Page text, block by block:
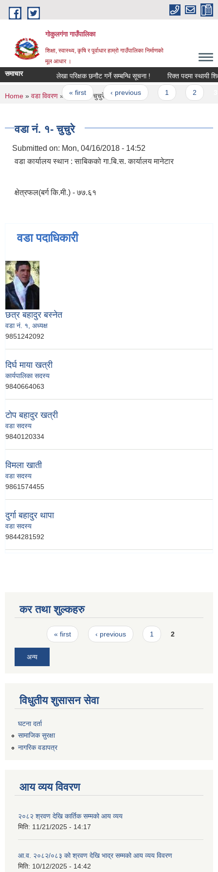
Skip to main content
गोकुलगंगा गाउँपालिका
शिक्षा, स्वास्थ्य, कृषि र पूर्वाधार हाम्रो गाउँपालिका निर्माणको
मूल आधार ।
समाचार लेखा परिक्षक छनौट गर्ने सम्बन्धि सूचना ! रिक्त पदमा स्थायी
Pages
« first ‹ previous
You are here
Home » वडा विवरण » वडा नं. १- चुचुरे
वडा नं. १- चुचुरे
Submitted on: Mon, 04/16/2018 - 14:52
वडा कार्यालय स्थान : साबिकको गा.बि.स. कार्यालय मानेटार
क्षेत्रफल(बर्ग कि.मी.) - ७७.६१
वडा पदाधिकारी
छत्र बहादुर बस्नेत
वडा नं. १, अध्यक्ष
9851242092
दिर्घ माया खत्री
कार्यपालिका सदस्य
9840664063
टाेप बहादुर खत्री
वडा सदस्य
9840120334
विमला खाती
वडा सदस्य
9861574455
दुर्गा बहादुर थापा
वडा सदस्य
9844281592
कर तथा शुल्कहरु
Pages« first ‹ previous 1 2
अन्य
विधुतीय शुसासन सेवा
घटना दर्ता
सामाजिक सुरक्षा
नागरिक वडापत्र
आय व्यय विवरण
२०८२ श्रवण देखि कार्तिक सम्मको आय व्यय
मिति: 11/21/2025 - 14:17
आ.व. २०८२/०८३ को श्रवण देखि भाद्र सम्मको आय व्यय विवरण
मिति: 10/12/2025 - 14:42